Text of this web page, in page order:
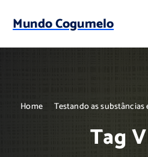
p
Mundo Cogumelo
Home Testando as
Tag